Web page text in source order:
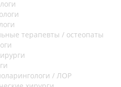
терапевты / остеопаты
/ ЛОР